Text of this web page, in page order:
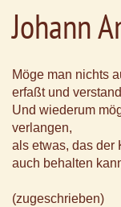
Johann
Möge man nichts
erfaßt und
Und wiederum
verlangen,
als etwas, das der
auch behalten
(zugeschrieben)